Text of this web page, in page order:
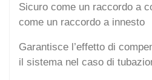
Sicuro come un raccordo a
come un raccordo a innesto
Garantisce l’effetto di
il sistema nel caso di